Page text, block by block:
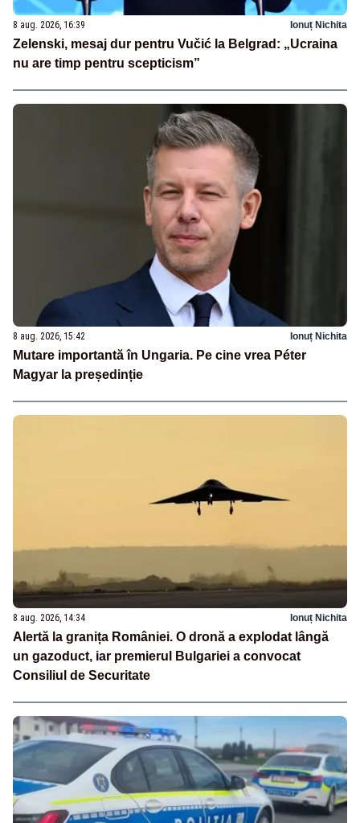
8 aug. 2026, 16:39 Ionuț Nichita
Zelenski, mesaj dur pentru Vučić la Belgrad: „Ucraina
nu are timp pentru scepticism”
8 aug. 2026, 15:42 Ionuț Nichita
Mutare importantă în Ungaria. Pe cine vrea Péter
Magyar la președinție
8 aug. 2026, 14:34 Ionuț Nichita
Alertă la granița României. O dronă a explodat lângă
un gazoduct, iar premierul Bulgariei a convocat
Consiliul de Securitate